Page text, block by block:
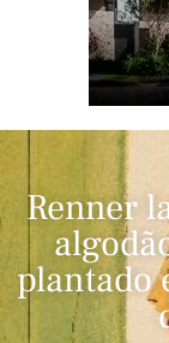
Renner
plantado